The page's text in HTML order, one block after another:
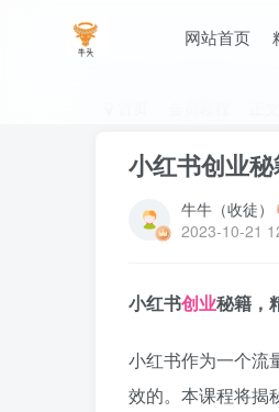
网站首页
小红书创业
牛牛（收徒）
2023-10-21
小红书创业秘籍，
小红书作为一个流
效的。本课程将揭